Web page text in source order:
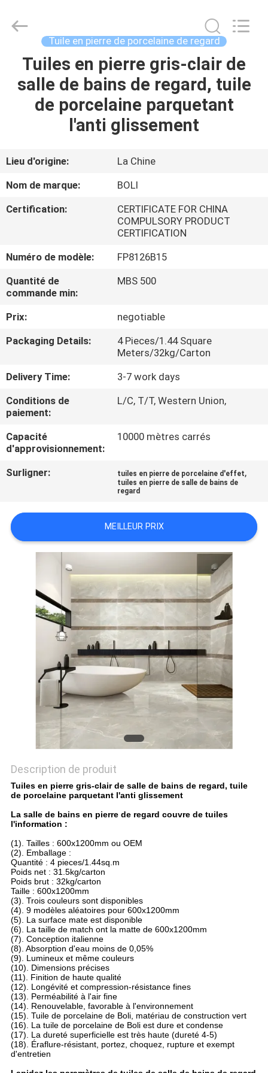
LA
MAISON
VIDÉOS
À
DE
NOUS
VISITE
DE
CONTRÔLE
DE
LA
QUALITÉ
CONTACTER
DEMANDEZ
UN DEVIS
PLAN
POLITIQUE
CONFIDENTIALITÉ
CERAMICS
Reserved.
Tuile en pierre de porcelaine de regard
Tuiles en pierre gris-clair de
salle de bains de regard, tuile
de porcelaine parquetant
l'anti glissement
Lieu d'origine:
La Chine
Nom de marque:
BOLI
Certification:
CERTIFICATE FOR CHINA
COMPULSORY PRODUCT
CERTIFICATION
Numéro de modèle:
FP8126B15
Quantité de
commande min:
MBS 500
Prix:
negotiable
Packaging Details:
4 Pieces/1.44 Square
Meters/32kg/Carton
Delivery Time:
3-7 work days
Conditions de
paiement:
L/C, T/T, Western Union,
Capacité
d'approvisionnement:
10000 mètres carrés
Surligner: tuiles en pierre de porcelaine d'effet,
tuiles en pierre de salle de bains de
regard
MEILLEUR PRIX
Description de produit
Tuiles en pierre gris-clair de salle de bains de regard, tuile
de porcelaine parquetant l'anti glissement
La salle de bains en pierre de regard couvre de tuiles
l'information :
(1). Tailles : 600x1200mm ou OEM
(2). Emballage :
Quantité : 4 pieces/1.44sq.m
Poids net : 31.5kg/carton
Poids brut : 32kg/carton
Taille : 600x1200mm
(3). Trois couleurs sont disponibles
(4). 9 modèles aléatoires pour 600x1200mm
(5). La surface mate est disponible
(6). La taille de match ont la matte de 600x1200mm
(7). Conception italienne
(8). Absorption d'eau moins de 0,05%
(9). Lumineux et même couleurs
(10). Dimensions précises
(11). Finition de haute qualité
(12). Longévité et compression-résistance fines
(13). Perméabilité à l'air fine
(14). Renouvelable, favorable à l'environnement
(15). Tuile de porcelaine de Boli, matériau de construction vert
(16). La tuile de porcelaine de Boli est dure et condense
(17). La dureté superficielle est très haute (dureté 4-5)
(18). Éraflure-résistant, portez, choquez, rupture et exempt
d'entretien